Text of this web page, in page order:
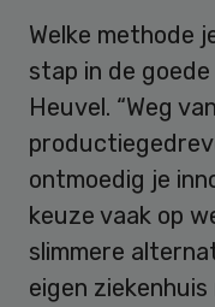
Welke methode
stap in de
Heuvel. “Weg
ontmoedig je
keuze vaak op
slimmere
eigen